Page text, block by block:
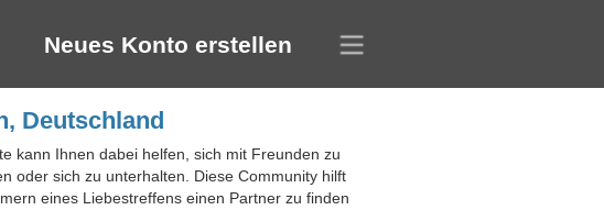
Neues Konto erstellen
Deutschland
kann Ihnen dabei helfen, sich mit Freunden zu
oder sich zu unterhalten. Diese Community hilft
eines Liebestreffens einen Partner zu finden